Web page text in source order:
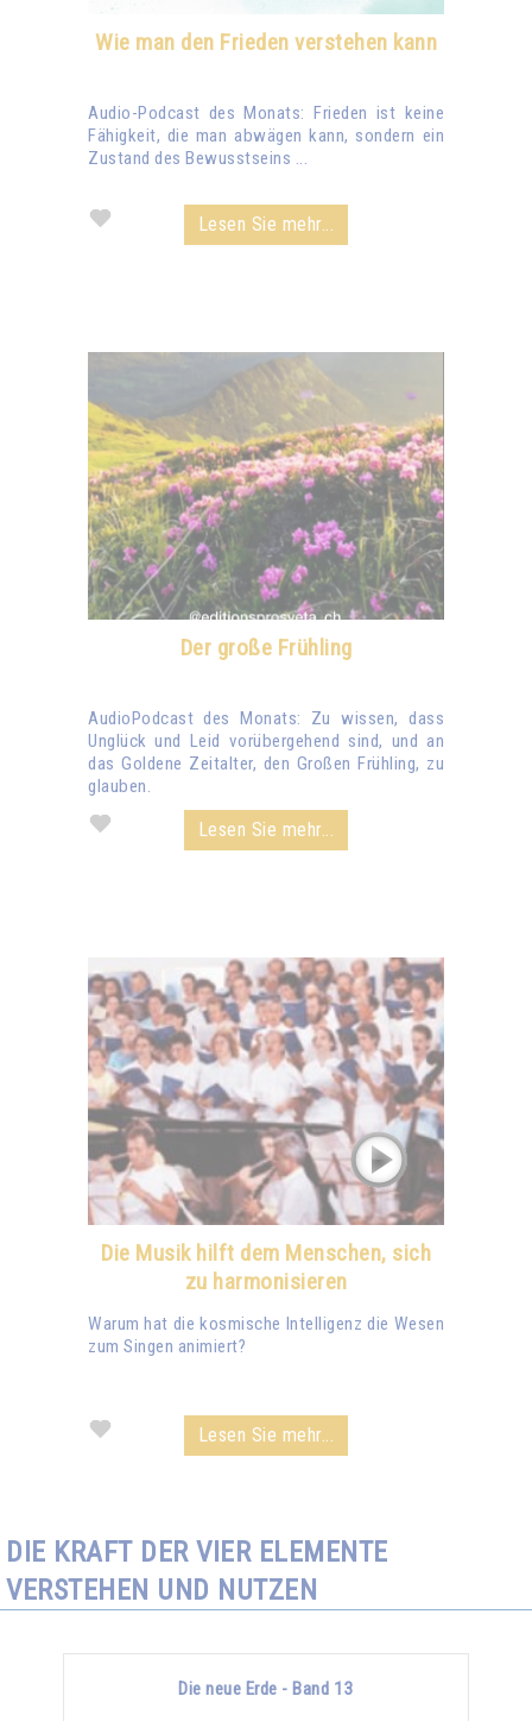
Wie man den Frieden verstehen kann
Audio-Podcast des Monats: Frieden ist keine
Fähigkeit, die man abwägen kann, sondern ein
Zustand des Bewusstseins ...
Lesen Sie mehr...
Der große Frühling
AudioPodcast des Monats: Zu wissen, dass
Unglück und Leid vorübergehend sind, und an
das Goldene Zeitalter, den Großen Frühling, zu
glauben.
Lesen Sie mehr...
Die Musik hilft dem Menschen, sich
zu harmonisieren
Warum hat die kosmische Intelligenz die Wesen
zum Singen animiert?
Lesen Sie mehr...
DIE KRAFT DER VIER ELEMENTE
VERSTEHEN UND NUTZEN
Die neue Erde - Band 13